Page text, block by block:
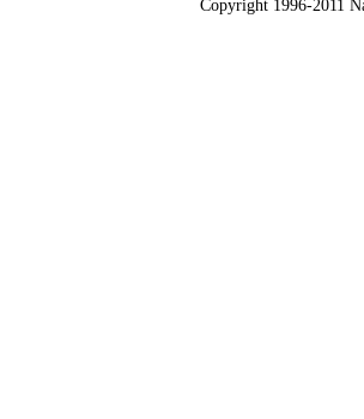
Copyright 1996-2011